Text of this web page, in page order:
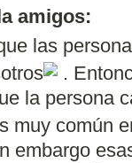
amigos:
las
.
la persona
muy común
embargo